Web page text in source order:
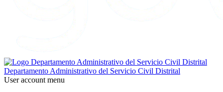
Departamento Administrativo del Servicio Civil Distrital
User account menu